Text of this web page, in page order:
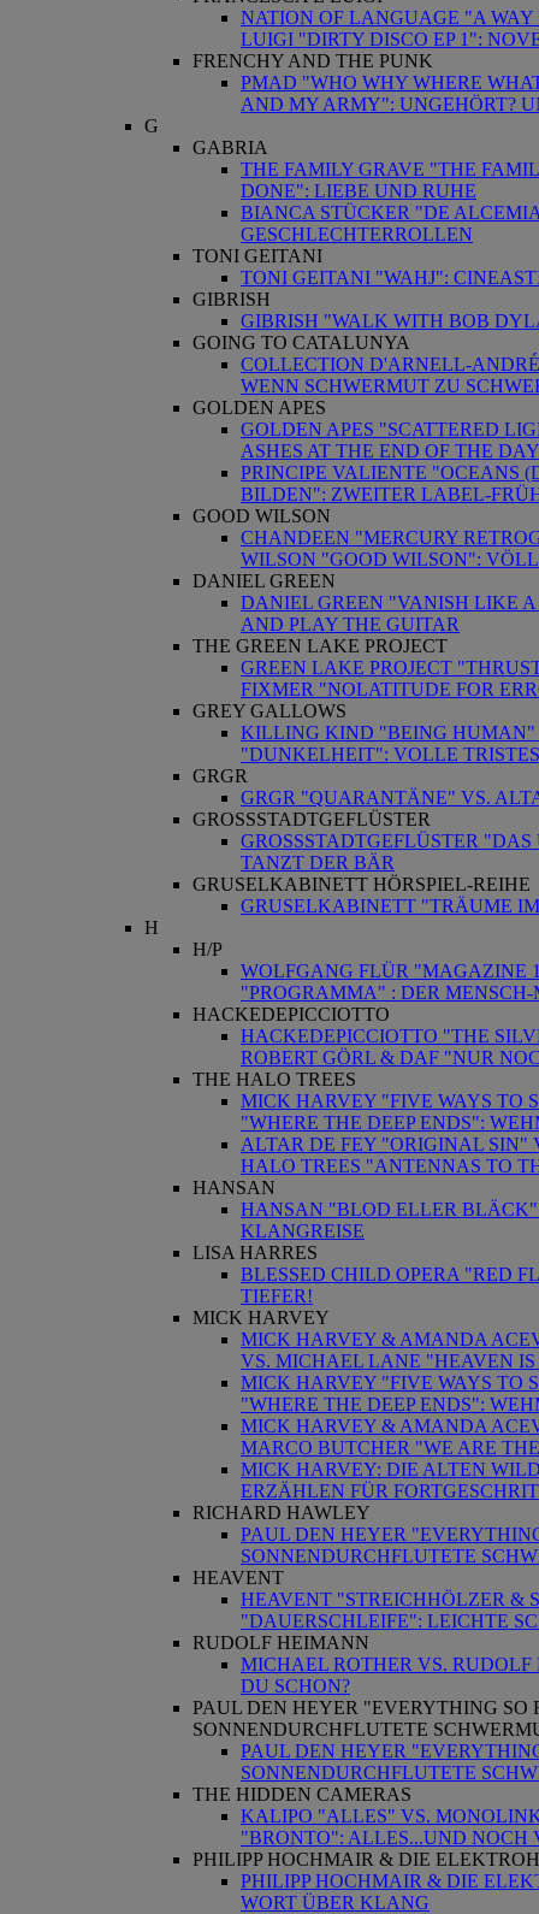
NATION OF LANGUAGE "A
LUIGI "DIRTY DISCO EP 1":
FRENCHY AND THE PUNK
PMAD "WHO WHY WHERE
AND MY ARMY": UNGEHÖRT?
G
GABRIA
THE FAMILY GRAVE "THE
DONE": LIEBE UND RUHE
BIANCA STÜCKER "DE
GESCHLECHTERROLLEN
TONI GEITANI
TONI GEITANI "WAHJ":
GIBRISH
GIBRISH "WALK WITH BOB
GOING TO CATALUNYA
COLLECTION D'ARNELL-
WENN SCHWERMUT ZU
GOLDEN APES
GOLDEN APES "SCATTERED
ASHES AT THE END OF THE
PRINCIPE VALIENTE "OCEANS
BILDEN": ZWEITER LABEL-
GOOD WILSON
CHANDEEN "MERCURY
WILSON "GOOD WILSON":
DANIEL GREEN
DANIEL GREEN "VANISH LIKE
AND PLAY THE GUITAR
THE GREEN LAKE PROJECT
GREEN LAKE PROJECT
FIXMER "NOLATITUDE FOR
GREY GALLOWS
KILLING KIND "BEING HUMAN"
"DUNKELHEIT": VOLLE
GRGR
GRGR "QUARANTÄNE" VS.
GROSSSTADTGEFLÜSTER
GROSSSTADTGEFLÜSTER
TANZT DER BÄR
GRUSELKABINETT HÖRSPIEL-REIHE
GRUSELKABINETT "TRÄUME
H
H/P
WOLFGANG FLÜR "MAGAZINE
"PROGRAMMA" : DER
HACKEDEPICCIOTTO
HACKEDEPICCIOTTO "THE
ROBERT GÖRL & DAF "NUR
THE HALO TREES
MICK HARVEY "FIVE WAYS TO
"WHERE THE DEEP ENDS":
ALTAR DE FEY "ORIGINAL
HALO TREES "ANTENNAS TO
HANSAN
HANSAN "BLOD ELLER BLÄCK"
KLANGREISE
LISA HARRES
BLESSED CHILD OPERA "RED
TIEFER!
MICK HARVEY
MICK HARVEY & AMANDA
VS. MICHAEL LANE "HEAVEN
MICK HARVEY "FIVE WAYS TO
"WHERE THE DEEP ENDS":
MICK HARVEY & AMANDA
MARCO BUTCHER "WE ARE
MICK HARVEY: DIE ALTEN
ERZÄHLEN FÜR
RICHARD HAWLEY
PAUL DEN HEYER
SONNENDURCHFLUTETE
HEAVENT
HEAVENT "STREICHHÖLZER &
"DAUERSCHLEIFE": LEICHTE
RUDOLF HEIMANN
MICHAEL ROTHER VS.
DU SCHON?
PAUL DEN HEYER "EVERYTHING
SONNENDURCHFLUTETE
PAUL DEN HEYER
SONNENDURCHFLUTETE
THE HIDDEN CAMERAS
KALIPO "ALLES" VS.
"BRONTO": ALLES...UND NOCH
PHILIPP HOCHMAIR & DIE
PHILIPP HOCHMAIR & DIE
WORT ÜBER KLANG